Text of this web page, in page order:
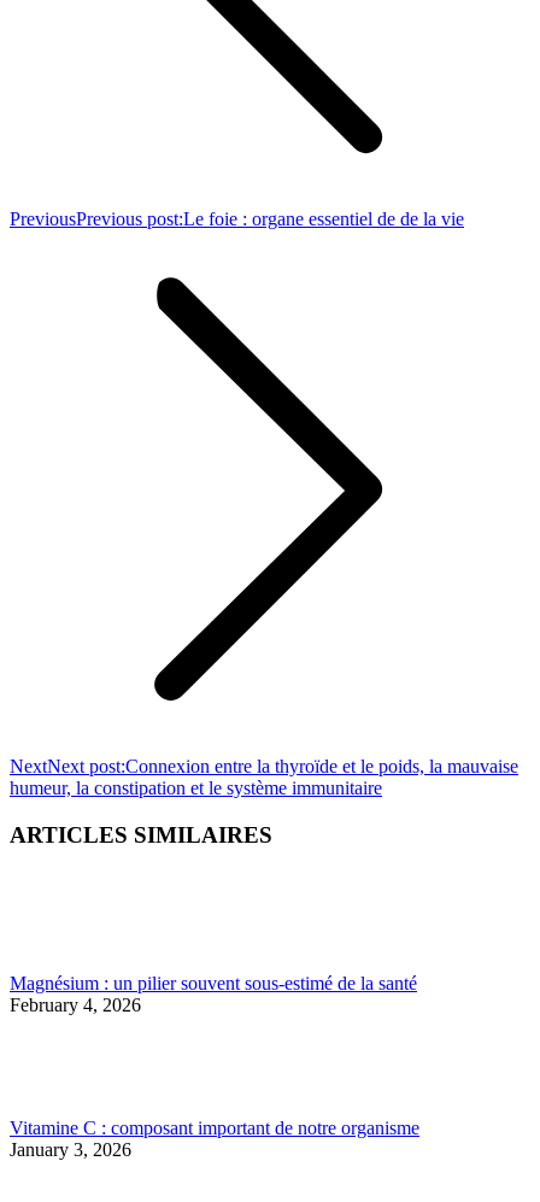
PreviousPrevious post:Le foie : organe essentiel de de la vie
NextNext post:Connexion entre la thyroïde et le poids, la mauvaise
humeur, la constipation et le système immunitaire
ARTICLES SIMILAIRES
Magnésium : un pilier souvent sous-estimé de la santé
February 4, 2026
Vitamine C : composant important de notre organisme
January 3, 2026